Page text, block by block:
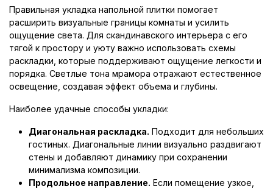
Правильная укладка напольной плитки помогает
расширить визуальные границы комнаты и усилить
ощущение света. Для скандинавского интерьера с его
тягой к простору и уюту важно использовать схемы
раскладки, которые поддерживают ощущение легкости и
порядка. Светлые тона мрамора отражают естественное
освещение, создавая эффект объема и глубины.
Наиболее удачные способы укладки:
Диагональная раскладка. Подходит для небольших
гостиных. Диагональные линии визуально раздвигают
стены и добавляют динамику при сохранении
минимализма композиции.
Продольное направление. Если помещение узкое,